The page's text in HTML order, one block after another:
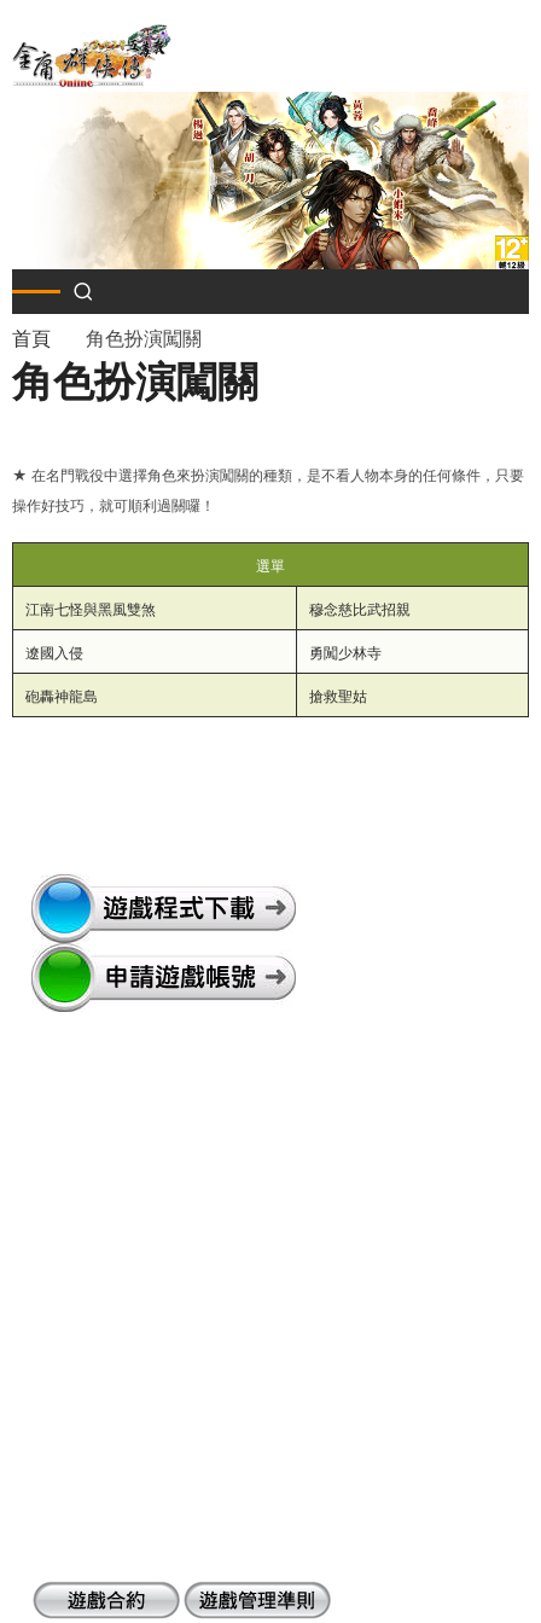
至
導
航
結
首頁 角色扮演闖關
角色扮演闖關
★ 在名門戰役中選擇角色來扮演闖關的種類，是不看人物本身的任何條件，只要
操作好技巧，就可順利過關囉！
選單
江南七怪與黑風雙煞 穆念慈比武招親
遼國入侵 勇闖少林寺
砲轟神龍島 搶救聖姑